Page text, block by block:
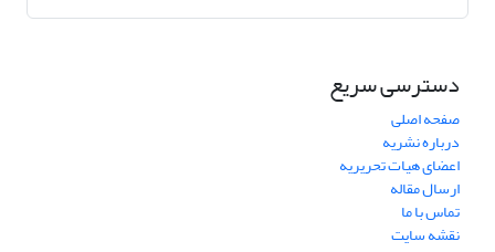
دسترسی سریع
صفحه اصلی
درباره نشریه
اعضای هیات تحریریه
ارسال مقاله
تماس با ما
نقشه سایت